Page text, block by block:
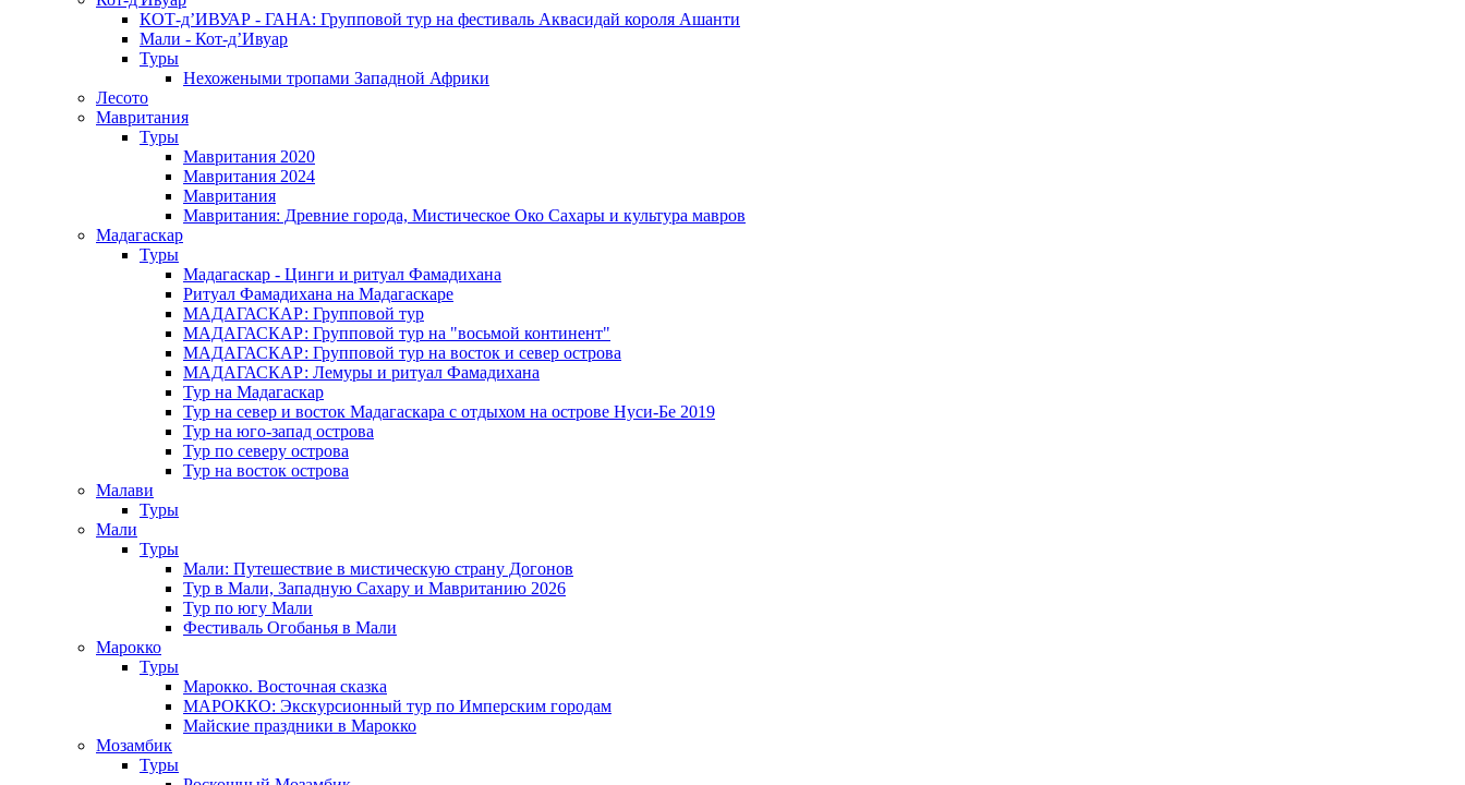
КОТ-д’ИВУАР - ГАНА: Групповой тур на фестиваль Аквасидай короля Ашанти
Мали - Кот-д’Ивуар
Туры
Нехожеными тропами Западной Африки
Лесото
Мавритания
Туры
Мавритания 2020
Мавритания 2024
Мавритания
Мавритания: Древние города, Мистическое Око Сахары и культура мавров
Мадагаскар
Туры
Мадагаскар - Цинги и ритуал Фамадихана
Ритуал Фамадихана на Мадагаскаре
МАДАГАСКАР: Групповой тур
МАДАГАСКАР: Групповой тур на "восьмой континент"
МАДАГАСКАР: Групповой тур на восток и север острова
МАДАГАСКАР: Лемуры и ритуал Фамадихана
Тур на Мадагаскар
Тур на север и восток Мадагаскара с отдыхом на острове Нуси-Бе 2019
Тур на юго-запад острова
Тур по северу острова
Тур на восток острова
Малави
Туры
Мали
Туры
Мали: Путешествие в мистическую страну Догонов
Тур в Мали, Западную Сахару и Мавританию 2026
Тур по югу Мали
Фестиваль Огобанья в Мали
Марокко
Туры
Марокко. Восточная сказка
МАРОККО: Экскурсионный тур по Имперским городам
Майские праздники в Марокко
Мозамбик
Туры